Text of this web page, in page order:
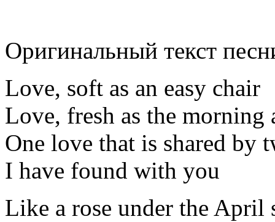
Оригинальный текст
Love, soft as an easy chair
Love, fresh as the morning
One love that is shared by
I have found with you
Like a rose under the April